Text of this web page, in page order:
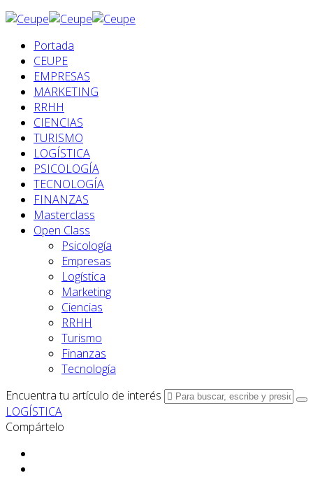
Portada
CEUPE
EMPRESAS
MARKETING
RRHH
CIENCIAS
TURISMO
LOGÍSTICA
PSICOLOGÍA
TECNOLOGÍA
FINANZAS
Masterclass
Open Class
Psicología
Empresas
Logística
Marketing
Ciencias
RRHH
Turismo
Finanzas
Tecnología
Encuentra tu artículo de interés
LOGÍSTICA
Compártelo